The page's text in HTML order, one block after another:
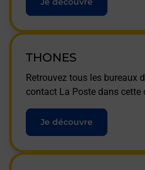
THONES
Retrouvez tous les bureaux
contact La Poste dans cette
Je découvre